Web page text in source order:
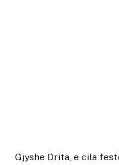
Gjyshe Drita, e cila